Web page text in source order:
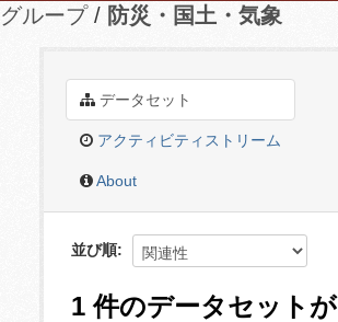
グループ 防災・国土・気象
データセット
アクティビティストリーム
About
並び順
1 件のデータセットが